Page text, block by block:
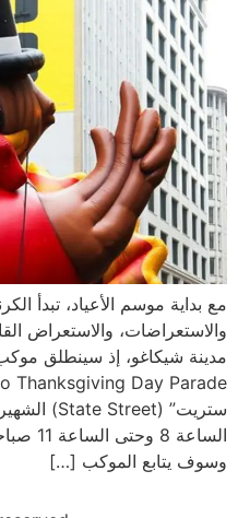
مع بداية موسم الأعياد، تبدأ
والاستعراضات، والاستعراض
وسوف يتابع الموكب […]